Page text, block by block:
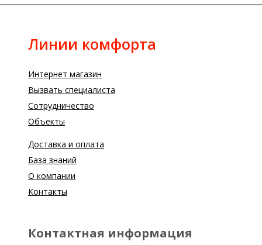
Линии комфорта
Интернет магазин
Вызвать специалиста
Сотрудничество
Объекты
Доставка и оплата
База знаний
О компании
Контакты
Контактная информация